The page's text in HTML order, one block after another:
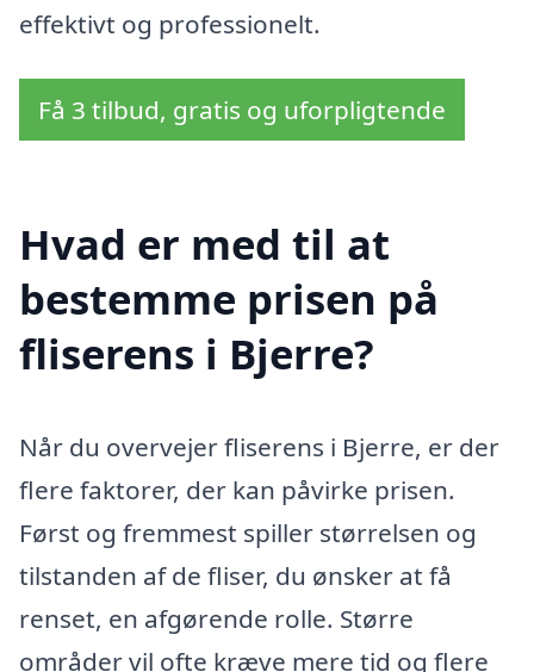
effektivt og professionelt.
Få 3 tilbud, gratis og uforpligtende
Hvad er med til at
bestemme prisen på
fliserens i Bjerre?
Når du overvejer fliserens i Bjerre, er der
flere faktorer, der kan påvirke prisen.
Først og fremmest spiller størrelsen og
tilstanden af de fliser, du ønsker at få
renset, en afgørende rolle. Større
områder vil ofte kræve mere tid og flere